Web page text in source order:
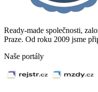
Ready-made společnosti,
Praze. Od roku 2009 jsme
Naše portály